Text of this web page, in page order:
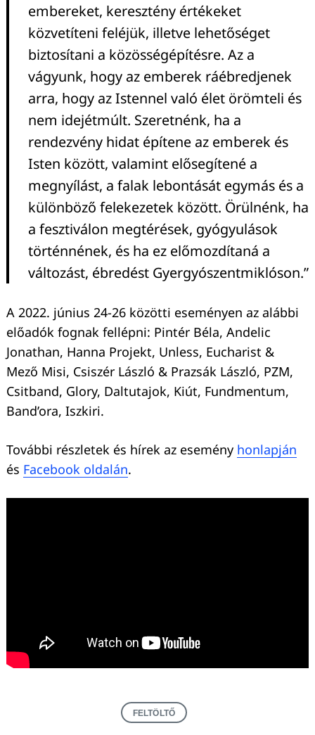
embereket, keresztény értékeket
közvetíteni feléjük, illetve lehetőséget
biztosítani a közösségépítésre. Az a
vágyunk, hogy az emberek ráébredjenek
arra, hogy az Istennel való élet örömteli és
nem idejétmúlt. Szeretnénk, ha a
rendezvény hidat építene az emberek és
Isten között, valamint elősegítené a
megnyílást, a falak lebontását egymás és a
különböző felekezetek között. Örülnénk, ha
a fesztiválon megtérések, gyógyulások
történnének, és ha ez előmozdítaná a
változást, ébredést Gyergyószentmiklóson.”
A 2022. június 24-26 közötti eseményen az alábbi
előadók fognak fellépni: Pintér Béla, Andelic
Jonathan, Hanna Projekt, Unless, Eucharist &
Mező Misi, Csiszér László & Prazsák László, PZM,
Csitband, Glory, Daltutajok, Kiút, Fundmentum,
Band’ora, Iszkiri.
További részletek és hírek az esemény honlapján
és Facebook oldalán.
FELTÖLTŐ
Keresés: